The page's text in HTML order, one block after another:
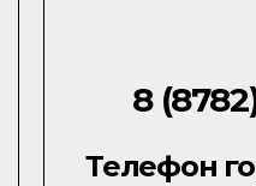
8
Телефон